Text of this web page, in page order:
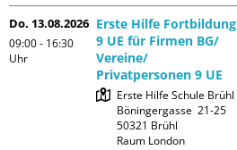
Do. 13.08.2026
09:00 - 16:30
Uhr
Erste Hilfe Fortbildung
9 UE für Firmen BG/
Vereine/
Privatpersonen 9 UE
Erste Hilfe Schule Brühl
Böningergasse  21-25
50321 Brühl
Raum London